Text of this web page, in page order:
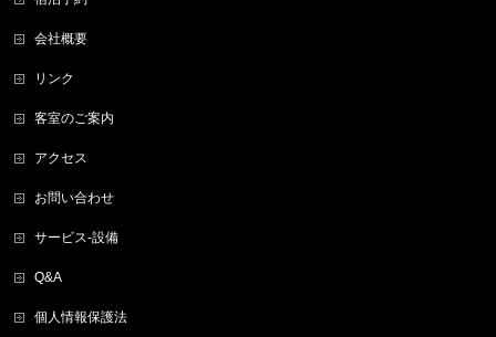
会社概要
リンク
客室のご案内
アクセス
お問い合わせ
サービス-設備
Q&A
個人情報保護法